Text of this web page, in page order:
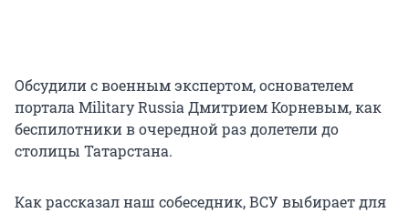
Обсудили с военным экспертом, основателем
портала Military Russia Дмитрием Корневым, как
беспилотники в очередной раз долетели до
столицы Татарстана.
Как рассказал наш собеседник, ВСУ выбирает для